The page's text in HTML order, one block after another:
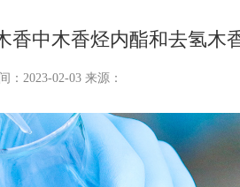
香中木香烃内酯和去氢木
：2023-02-03 来源：